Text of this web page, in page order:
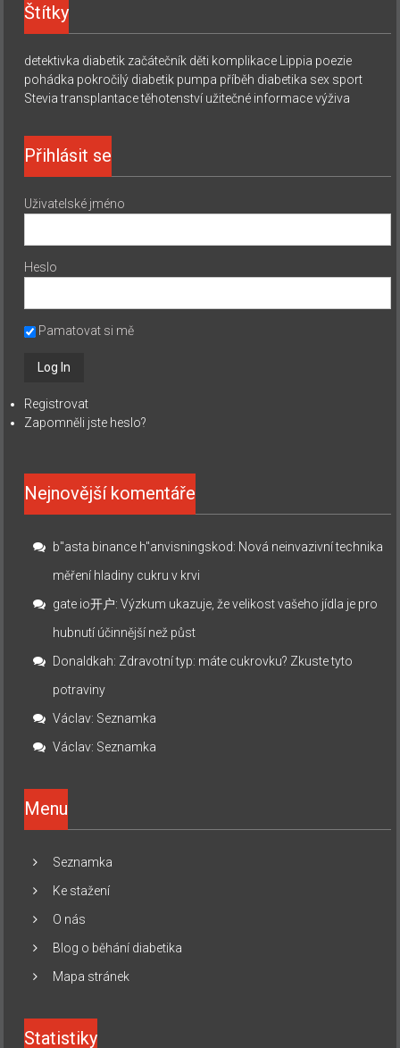
Štítky
detektivka diabetik začátečník děti komplikace Lippia poezie
pohádka pokročilý diabetik pumpa příběh diabetika sex sport
Stevia transplantace těhotenství užitečné informace výživa
Přihlásit se
Uživatelské jméno
Heslo
Pamatovat si mě
Registrovat
Zapomněli jste heslo?
Nejnovější komentáře
b"asta binance h"anvisningskod: Nová neinvazivní technika
měření hladiny cukru v krvi
gate io开户:Výzkum ukazuje, že velikost vašeho jídla je pro
hubnutí účinnější než půst
Donaldkah: Zdravotní typ: máte cukrovku? Zkuste tyto
potraviny
Václav: Seznamka
Václav: Seznamka
Menu
Seznamka
Ke stažení
O nás
Blog o běhání diabetika
Mapa stránek
Statistiky